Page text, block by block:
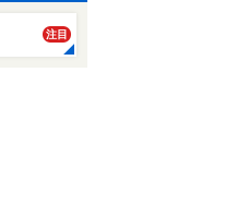
注目